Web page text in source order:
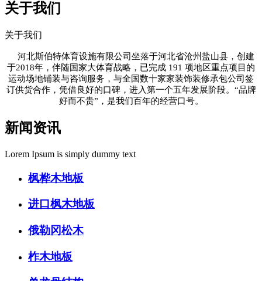
关于我们
关于我们
河北斯伯特体育设施有限公司坐落于河北省沧州盐山县，创建
于2018年，伴随国家大体育战略，已完成 191 项地区重点项目的
运动场地铺装与咨询服务 ， 与全国数十家家装饰装修承包公司签
订供货合作，凭借良好的口碑，进入第一个五年发展阶段。“品牌
好而不贵”，是我们百年的经营口号。
新闻资讯
Lorem Ipsum is simply dummy text
枫桦木地板
进口枫木地板
俄勒冈松木
柞木地板